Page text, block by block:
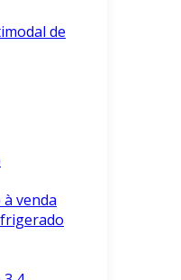
de
venda